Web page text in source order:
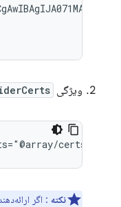
ویژگی
certs"
نکته : اگر